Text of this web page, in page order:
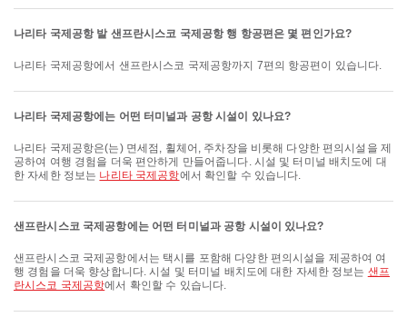
나리타 국제공항 발 샌프란시스코 국제공항 행 항공편은 몇 편인가요?
나리타 국제공항에서 샌프란시스코 국제공항까지 7편의 항공편이 있습니다.
나리타 국제공항에는 어떤 터미널과 공항 시설이 있나요?
나리타 국제공항은(는) 면세점, 휠체어, 주차장을 비롯해 다양한 편의시설을 제
공하여 여행 경험을 더욱 편안하게 만들어줍니다. 시설 및 터미널 배치도에 대
한 자세한 정보는 나리타 국제공항에서 확인할 수 있습니다.
샌프란시스코 국제공항에는 어떤 터미널과 공항 시설이 있나요?
샌프란시스코 국제공항에서는 택시를 포함해 다양한 편의시설을 제공하여 여
행 경험을 더욱 향상합니다. 시설 및 터미널 배치도에 대한 자세한 정보는 샌프
란시스코 국제공항에서 확인할 수 있습니다.